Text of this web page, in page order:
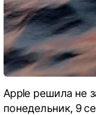
Apple решила не
понедельник, 9